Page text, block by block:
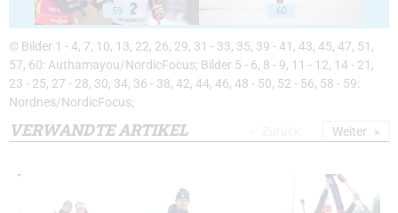
59 60
© Bilder 1 - 4, 7, 10, 13, 22, 26, 29, 31 - 33, 35, 39 - 41, 43, 45, 47, 51,
57, 60: Authamayou/NordicFocus; Bilder 5 - 6, 8 - 9, 11 - 12, 14 - 21,
23 - 25, 27 - 28, 30, 34, 36 - 38, 42, 44, 46, 48 - 50, 52 - 56, 58 - 59:
Nordnes/NordicFocus;
VERWANDTE ARTIKEL Weiter